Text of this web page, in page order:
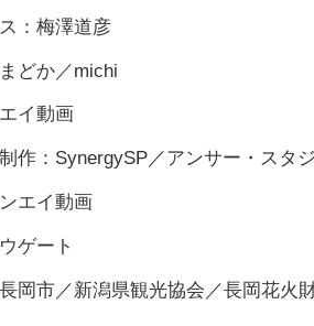
：梅澤道彦
どか／michi
イ動画
作：SynergySP／アンサー・スタ
エイ動画
ゲート
岡市／新潟県観光協会／長岡花火